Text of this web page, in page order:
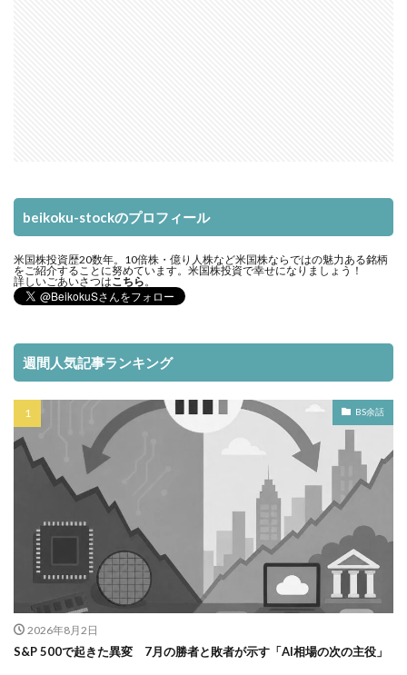
beikoku-stockのプロフィール
米国株投資歴20数年。10倍株・億り人株など米国株ならではの魅力ある銘柄
をご紹介することに努めています。米国株投資で幸せになりましょう！
詳しいごあいさつはこちら 。
週間人気記事ランキング
BS余話
2026年8月2日
S&P 500で起きた異変 7月の勝者と敗者が示す「AI相場の次の主役」